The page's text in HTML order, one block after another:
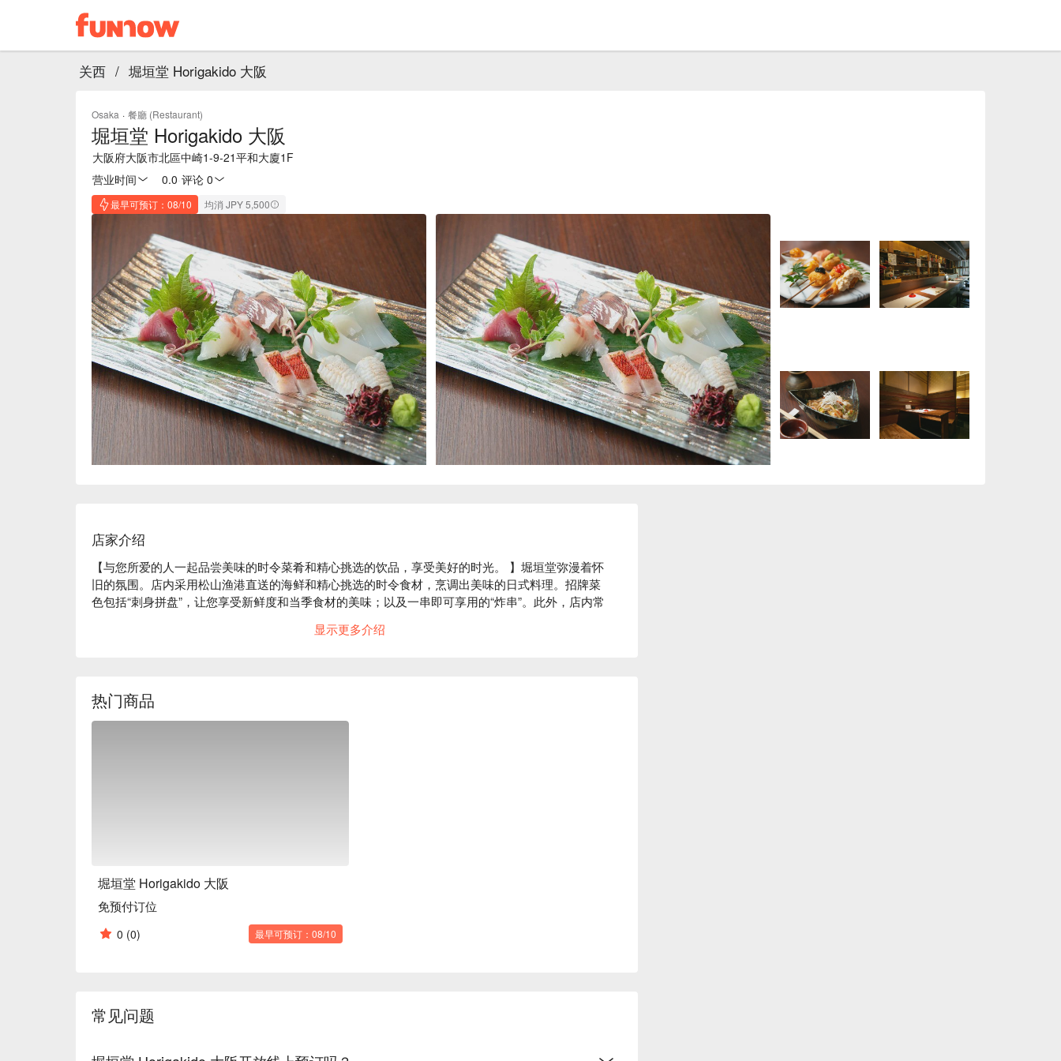
关西 / 堀垣堂 Horigakido 大阪
Osaka · 餐廳 (Restaurant)
堀垣堂 Horigakido 大阪
大阪府大阪市北區中崎1-9-21平和大廈1F
营业时间
0.0 评论 0
最早可预订：08/10 均消 JPY 5,500
店家介绍
【与您所爱的人一起品尝美味的时令菜肴和精心挑选的饮品，享受美好的时光。 】堀垣堂弥漫着怀
旧的氛围。店内采用松山渔港直送的海鲜和精心挑选的时令食材，烹调出美味的日式料理。招牌菜
色包括“刺身拼盘”，让您享受新鲜度和当季食材的美味；以及一串即可享用的“炸串”。此外，店内常
厨师技艺的吧台区和宽敞的桌椅区。餐厅重视顾客的时间，并以让您轻松度过美好时光为宗旨，提
显示更多介绍
热门商品
堀垣堂 Horigakido 大阪
免预付订位
0 (0) 最早可预订：08/10
常见问题